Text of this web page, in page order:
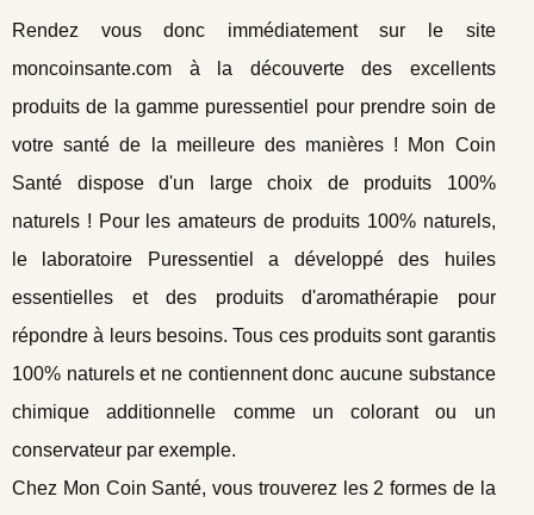
Rendez vous donc immédiatement sur le site
moncoinsante.com à la découverte des excellents
produits de la gamme puressentiel pour prendre soin de
votre santé de la meilleure des manières ! Mon Coin
Santé dispose d'un large choix de produits 100%
naturels ! Pour les amateurs de produits 100% naturels,
le laboratoire Puressentiel a développé des huiles
essentielles et des produits d'aromathérapie pour
répondre à leurs besoins. Tous ces produits sont garantis
100% naturels et ne contiennent donc aucune substance
chimique additionnelle comme un colorant ou un
conservateur par exemple.
Chez Mon Coin Santé, vous trouverez les 2 formes de la